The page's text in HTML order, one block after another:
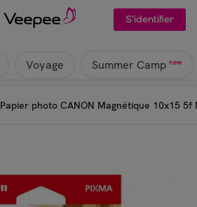
S'identifier
Voyage Summer Camp new
Papier photo CANON Magnétique 10x15 5f